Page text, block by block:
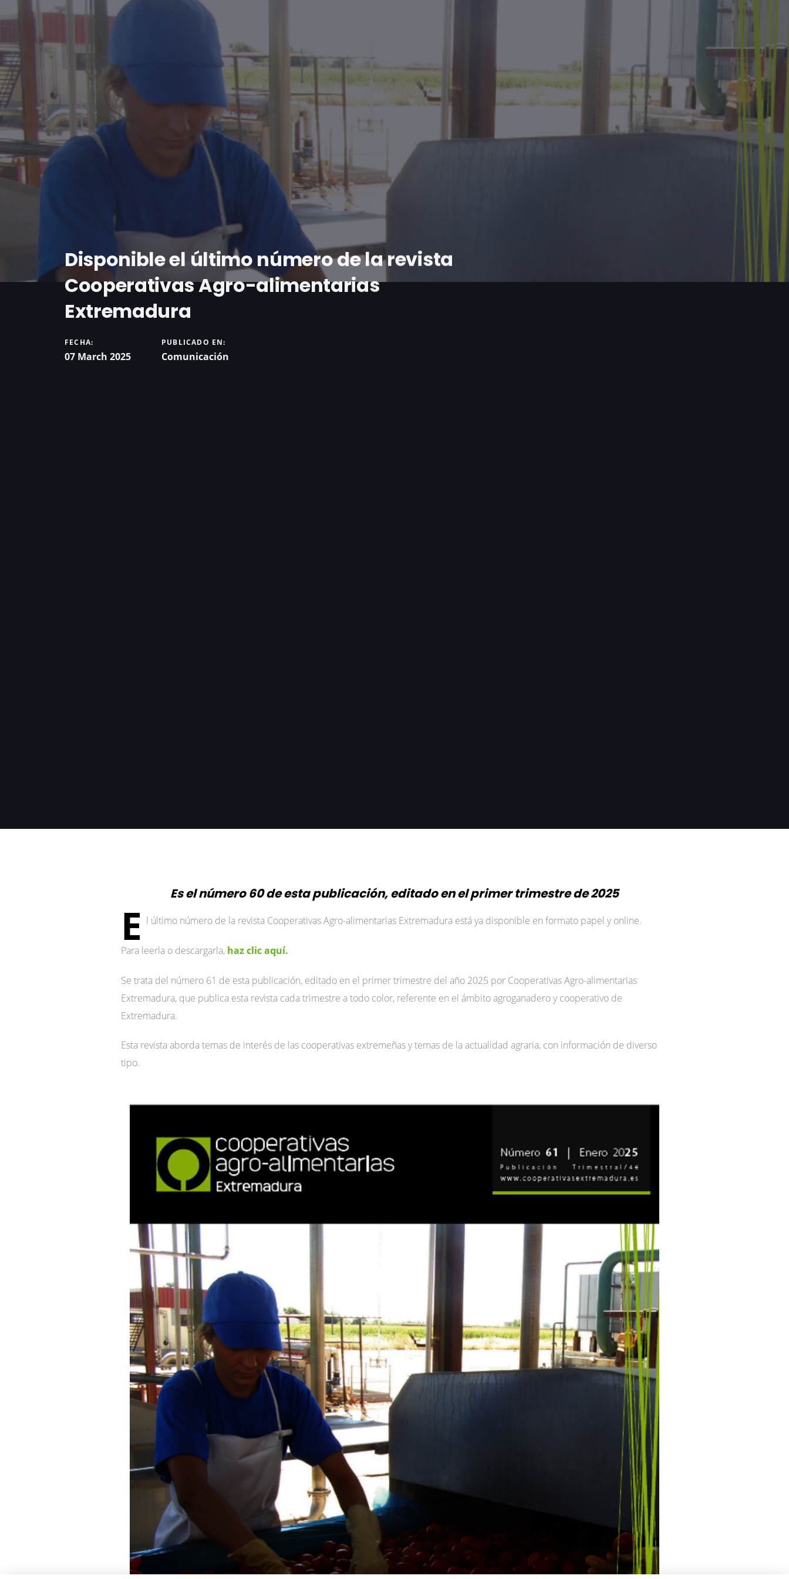
Disponible el último número de la revista
Cooperativas Agro-alimentarias
Extremadura
FECHA:
07 March 2025
PUBLICADO EN:
Comunicación
Es el número 60 de esta publicación, editado en el primer trimestre de 2025
E l último número de la revista Cooperativas Agro-alimentarias Extremadura está ya disponible en formato papel y online.
Para leerla o descargarla, haz clic aquí.
Se trata del número 61 de esta publicación, editado en el primer trimestre del año 2025 por Cooperativas Agro-alimentarias
Extremadura, que publica esta revista cada trimestre a todo color, referente en el ámbito agroganadero y cooperativo de
Extremadura.
Esta revista aborda temas de interés de las cooperativas extremeñas y temas de la actualidad agraria, con información de diverso
tipo.